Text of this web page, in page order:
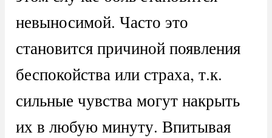
невыносимой. Часто это
становится причиной появления
беспокойства или страха, т.к.
сильные чувства могут накрыть
их в любую минуту. Впитывая